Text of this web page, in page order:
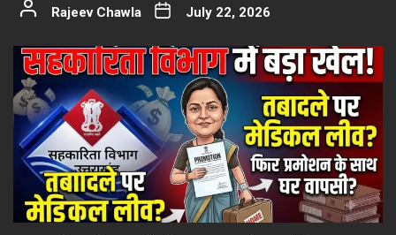
Rajeev Chawla July 22, 2026